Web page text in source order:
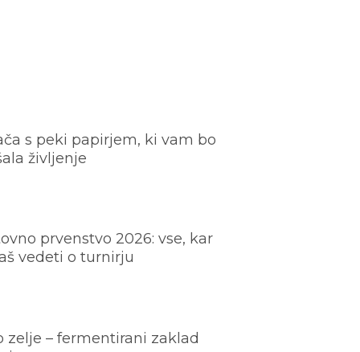
s peki papirjem, ki vam bo
življenje
prvenstvo 2026: vse, kar
vedeti o turnirju
zelje – fermentirani zaklad